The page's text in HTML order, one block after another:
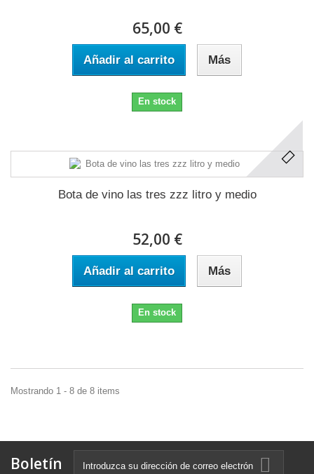
65,00 €
Añadir al carrito Más
En stock
Bota de vino las tres zzz litro y medio
52,00 €
Añadir al carrito Más
En stock
Mostrando 1 - 8 de 8 items
Boletín